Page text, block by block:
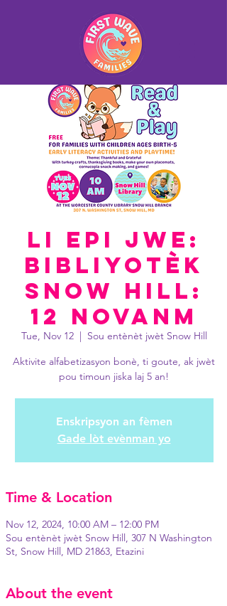
Li epi jwe:
Bibliyotèk
Snow Hill:
12 novanm
Tue, Nov 12
  |
Sou entènèt jwèt Snow Hill
Aktivite alfabetizasyon bonè, ti goute, ak jwèt
pou timoun jiska laj 5 an!
Enskripsyon an fèmen
Gade lòt evènman yo
Time & Location
Nov 12, 2024, 10:00 AM – 12:00 PM
Sou entènèt jwèt Snow Hill, 307 N Washington
St, Snow Hill, MD 21863, Etazini
About the event